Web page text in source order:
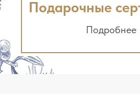
Подарочные
Подробнее